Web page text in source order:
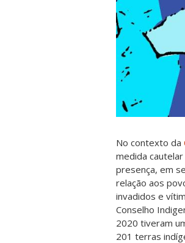
No contexto da
medida
presença, em
relação aos
invadidos e
Conselho
2020 tiveram
201 terras